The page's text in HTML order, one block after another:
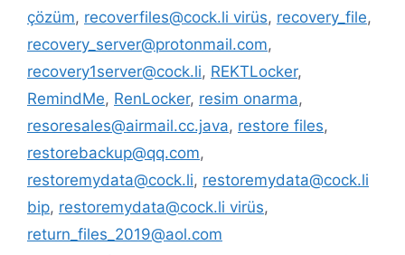
çözüm, recoverfiles@cock.li virüs, recovery_file,
recovery_server@protonmail.com,
recovery1server@cock.li, REKTLocker,
RemindMe, RenLocker, resim onarma,
resoresales@airmail.cc.java, restore files,
restorebackup@qq.com,
restoremydata@cock.li, restoremydata@cock.li
bip, restoremydata@cock.li virüs,
return_files_2019@aol.com